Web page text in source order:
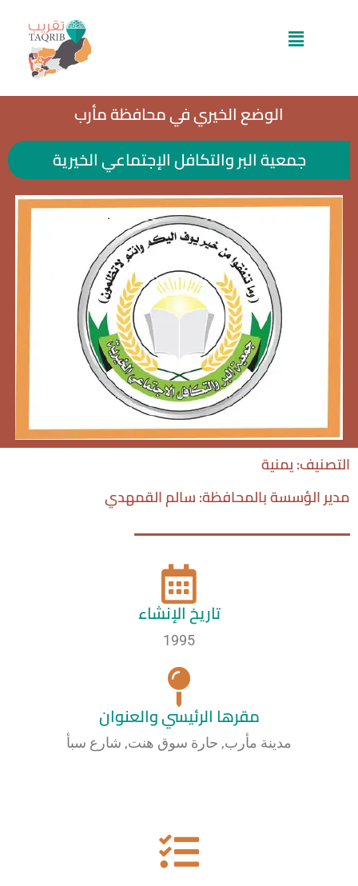
القائمة
الوضع الخيري في محافظة مأرب​
جمعية البر والتكافل الإجتماعي الخيرية
التصنيف: يمنية
مدير الؤسسة بالمحافظة: سالم القمهدي
تاريخ الإنشاء
1995
مقرها الرئيسي والعنوان
مدينة مأرب, حارة سوق هنت, شارع سبأ